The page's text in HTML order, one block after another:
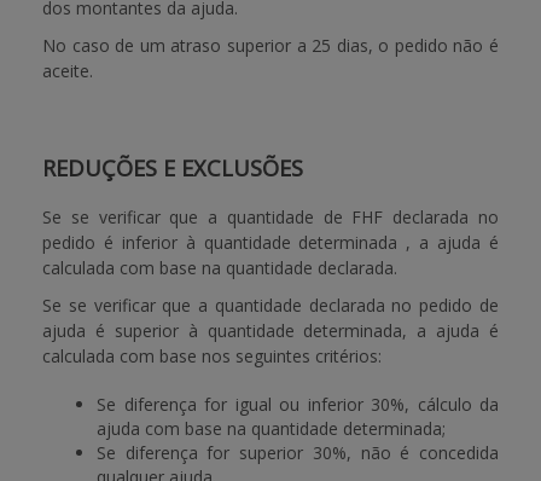
dos montantes da ajuda.
No caso de um atraso superior a 25 dias, o pedido não é
aceite.
REDUÇÕES E EXCLUSÕES
Se se verificar que a quantidade de FHF declarada no
pedido é inferior à quantidade determinada , a ajuda é
calculada com base na quantidade declarada.
Se se verificar que a quantidade declarada no pedido de
ajuda é superior à quantidade determinada, a ajuda é
calculada com base nos seguintes critérios:
Se diferença for igual ou inferior 30%, cálculo da
ajuda com base na quantidade determinada;
Se diferença for superior 30%, não é concedida